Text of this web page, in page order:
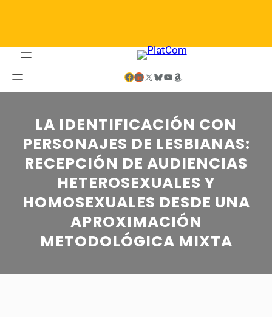
Facebook LinkedIn X Bluesky YouTube Amazon
LA IDENTIFICACIÓN CON
PERSONAJES DE LESBIANAS:
RECEPCIÓN DE AUDIENCIAS
HETEROSEXUALES Y
HOMOSEXUALES DESDE UNA
APROXIMACIÓN
METODOLÓGICA MIXTA